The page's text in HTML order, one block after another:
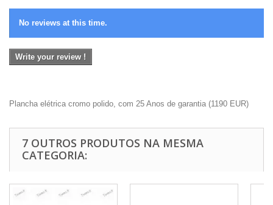
No reviews at this time.
Write your review !
Plancha elétrica cromo polido, com 25 Anos de garantia (1190 EUR)
7 OUTROS PRODUTOS NA MESMA
CATEGORIA: